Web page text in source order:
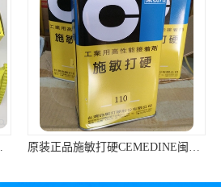
原装正品施敏打硬CEMEDINE闽台产110汽车刹车片黄胶/专用胶1KG/罐